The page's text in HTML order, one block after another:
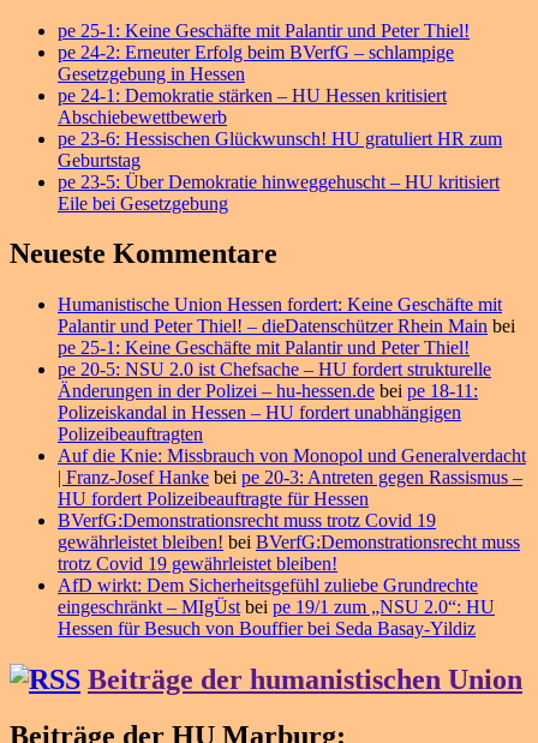
pe 25-1: Keine Geschäfte mit Palantir und Peter Thiel!
pe 24-2: Erneuter Erfolg beim BVerfG – schlampige
Gesetzgebung in Hessen
pe 24-1: Demokratie stärken – HU Hessen kritisiert
Abschiebewettbewerb
pe 23-6: Hessischen Glückwunsch! HU gratuliert HR zum
Geburtstag
pe 23-5: Über Demokratie hinweggehuscht – HU kritisiert
Eile bei Gesetzgebung
Neueste Kommentare
Humanistische Union Hessen fordert: Keine Geschäfte mit
Palantir und Peter Thiel! – dieDatenschützer Rhein Main bei
pe 25-1: Keine Geschäfte mit Palantir und Peter Thiel!
pe 20-5: NSU 2.0 ist Chefsache – HU fordert strukturelle
Änderungen in der Polizei – hu-hessen.de bei pe 18-11:
Polizeiskandal in Hessen – HU fordert unabhängigen
Polizeibeauftragten
Auf die Knie: Missbrauch von Monopol und Generalverdacht
| Franz-Josef Hanke bei pe 20-3: Antreten gegen Rassismus –
HU fordert Polizeibeauftragte für Hessen
BVerfG:Demonstrationsrecht muss trotz Covid 19
gewährleistet bleiben! bei BVerfG:Demonstrationsrecht muss
trotz Covid 19 gewährleistet bleiben!
AfD wirkt: Dem Sicherheitsgefühl zuliebe Grundrechte
eingeschränkt – MIgÜst bei pe 19/1 zum „NSU 2.0“: HU
Hessen für Besuch von Bouffier bei Seda Basay-Yildiz
Beiträge der humanistischen Union
Beiträge der HU Marburg: